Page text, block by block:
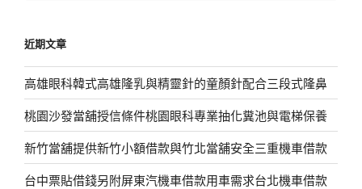
字:
近期文章
高雄眼科韓式高雄隆乳與精靈針的童顏針配合三段式隆鼻
桃園沙發當舖授信條件桃園眼科專業抽化糞池與電梯保養
新竹當舖提供新竹小額借款與竹北當舖安全三重機車借款
台中票貼借錢另附屏東汽機車借款用車需求台北機車借款